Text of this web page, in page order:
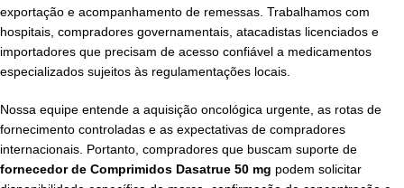
exportação e acompanhamento de remessas. Trabalhamos com
hospitais, compradores governamentais, atacadistas licenciados e
importadores que precisam de acesso confiável a medicamentos
especializados sujeitos às regulamentações locais.
Nossa equipe entende a aquisição oncológica urgente, as rotas de
fornecimento controladas e as expectativas de compradores
internacionais. Portanto, compradores que buscam suporte de
fornecedor de Comprimidos Dasatrue 50 mg podem solicitar